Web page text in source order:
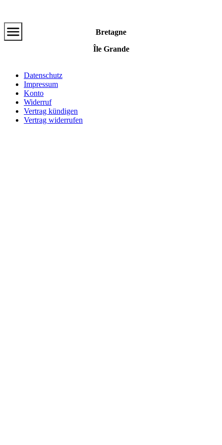
Hauptinhalt
Bretagne
Île Grande
Datenschutz
Impressum
Konto
Widerruf
Vertrag kündigen
Vertrag widerrufen